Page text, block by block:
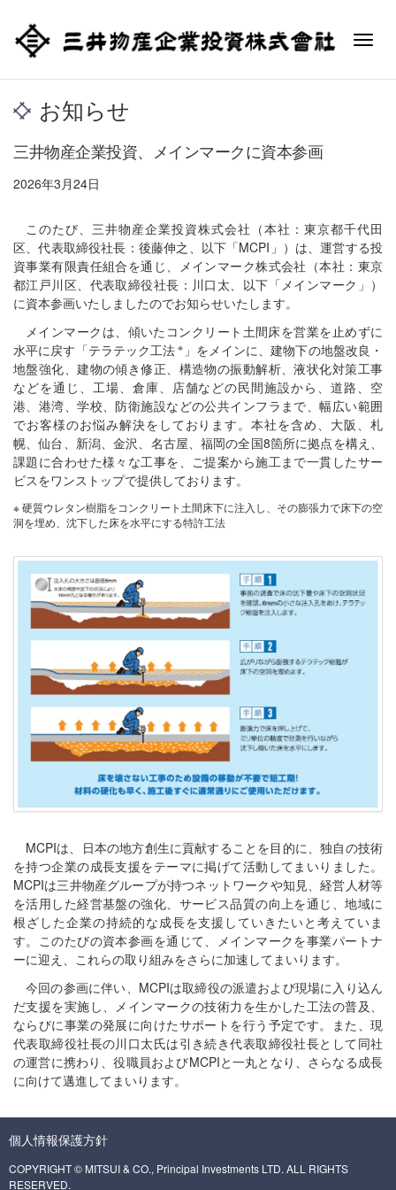
お知らせ
三井物産企業投資、メインマークに資本参画
2026年3月24日
このたび、三井物産企業投資株式会社（本社：東京都千代田
区、代表取締役社長：後藤伸之、以下「MCPI」）は、運営する投
資事業有限責任組合を通じ、メインマーク株式会社（本社：東京
都江戸川区、代表取締役社長：川口太、以下「メインマーク」）
に資本参画いたしましたのでお知らせいたします。
メインマークは、傾いたコンクリート土間床を営業を止めずに
水平に戻す「テラテック工法 ※ 」をメインに、建物下の地盤改良・
地盤強化、建物の傾き修正、構造物の振動解析、液状化対策工事
などを通じ、工場、倉庫、店舗などの民間施設から、道路、空
港、港湾、学校、防衛施設などの公共インフラまで、幅広い範囲
でお客様のお悩み解決をしております。本社を含め、大阪、札
幌、仙台、新潟、金沢、名古屋、福岡の全国8箇所に拠点を構え、
課題に合わせた様々な工事を、ご提案から施工まで一貫したサー
ビスをワンストップで提供しております。
※ 硬質ウレタン樹脂をコンクリート土間床下に注入し、その膨張力で床下の空
洞を埋め、沈下した床を水平にする特許工法
MCPIは、日本の地方創生に貢献することを目的に、独自の技術
を持つ企業の成長支援をテーマに掲げて活動してまいりました。
MCPIは三井物産グループが持つネットワークや知見、経営人材等
を活用した経営基盤の強化、サービス品質の向上を通じ、地域に
根ざした企業の持続的な成長を支援していきたいと考えていま
す。このたびの資本参画を通じて、メインマークを事業パートナ
ーに迎え、これらの取り組みをさらに加速してまいります。
今回の参画に伴い、MCPIは取締役の派遣および現場に入り込ん
だ支援を実施し、メインマークの技術力を生かした工法の普及、
ならびに事業の発展に向けたサポートを行う予定です。また、現
代表取締役社長の川口太氏は引き続き代表取締役社長として同社
の運営に携わり、役職員およびMCPIと一丸となり、さらなる成長
に向けて邁進してまいります。
個人情報保護方針
COPYRIGHT © MITSUI & CO., Principal Investments LTD. ALL RIGHTS
RESERVED.